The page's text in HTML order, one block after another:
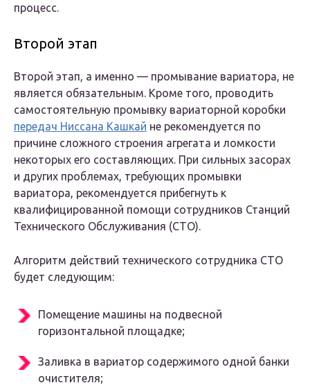
процесс.
Второй этап
Второй этап, а именно — промывание вариатора, не
является обязательным. Кроме того, проводить
самостоятельную промывку вариаторной коробки
передач Ниссана Кашкай не рекомендуется по
причине сложного строения агрегата и ломкости
некоторых его составляющих. При сильных засорах
и других проблемах, требующих промывки
вариатора, рекомендуется прибегнуть к
квалифицированной помощи сотрудников Станций
Технического Обслуживания (СТО).
Алгоритм действий технического сотрудника СТО
будет следующим:
Помещение машины на подвесной
горизонтальной площадке;
Заливка в вариатор содержимого одной банки
очистителя;